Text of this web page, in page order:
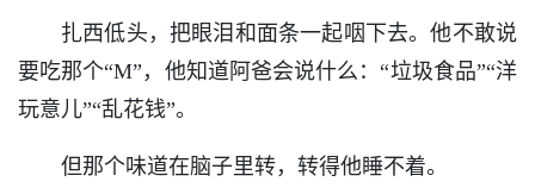
扎西低头，把眼泪和面条一起咽下去。他不敢说
要吃那个“M”，他知道阿爸会说什么：“垃圾食品”“洋
玩意儿”“乱花钱”。
但那个味道在脑子里转，转得他睡不着。